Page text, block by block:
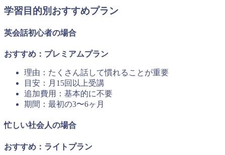
学習目的別おすすめプラン
英会話初心者の場合
おすすめ：プレミアムプラン
理由：たくさん話して慣れることが重要
目安：月15回以上受講
追加費用：基本的に不要
期間：最初の3〜6ヶ月
忙しい社会人の場合
おすすめ：ライトプラン